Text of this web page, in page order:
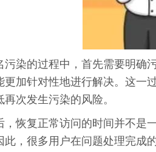
污染的过程中，首先需要明确
更加针对性地进行解决。这一
次发生污染的风险。
，恢复正常访问的时间并不是
此，很多用户在问题处理完成